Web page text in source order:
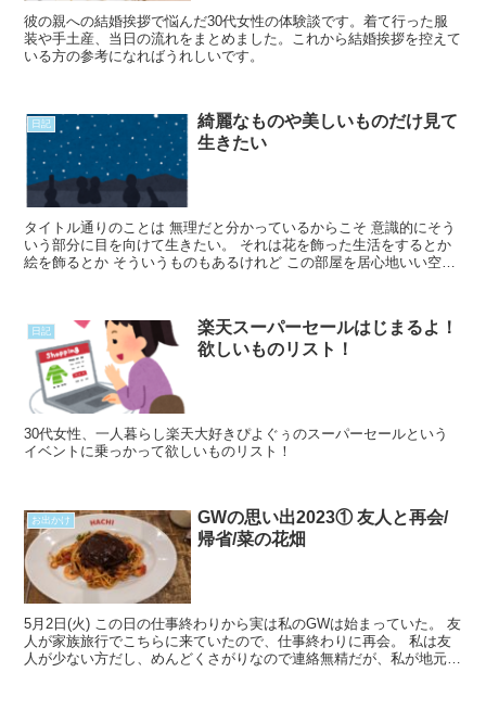
彼の親への結婚挨拶で悩んだ30代女性の体験談です。着て行った服
装や手土産、当日の流れをまとめました。これから結婚挨拶を控えて
いる方の参考になればうれしいです。
日記
綺麗なものや美しいものだけ見て
生きたい
タイトル通りのことは 無理だと分かっているからこそ 意識的にそう
いう部分に目を向けて生きたい。 それは花を飾った生活をするとか
絵を飾るとか そういうものもあるけれど この部屋を居心地いい空間
日記
楽天スーパーセールはじまるよ！
欲しいものリスト！
30代女性、一人暮らし楽天大好きぴよぐぅのスーパーセールという
イベントに乗っかって欲しいものリスト！
お出かけ
GWの思い出2023① 友人と再会/
帰省/菜の花畑
5月2日(火) この日の仕事終わりから実は私のGWは始まっていた。 友
人が家族旅行でこちらに来ていたので、仕事終わりに再会。 私は友
人が少ない方だし、めんどくさがりなので連絡無精だが、私が地元を